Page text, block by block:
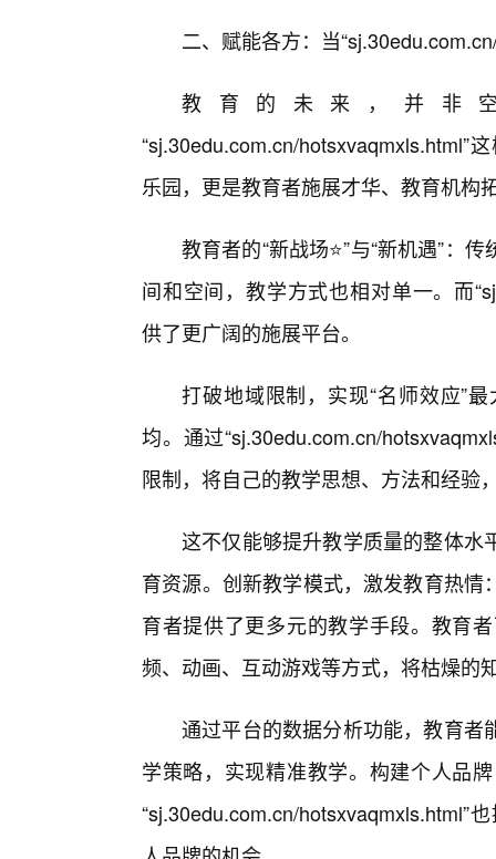
二、赋能各方：当
教育的未来，并非
“sj.30edu.com.cn/hotsxvaqmxls.html”
乐园，更是教育者施展才华、教育机构
教育者的“新战场⭐”与“新机遇”：
间和空间，教学方式也相对单一。而
供了更广阔的施展平台。
打破地域限制，实现“名师效应”
均。通过“sj.30edu.com.cn/
限制，将自己的教学思想、方法和经验
这不仅能够提升教学质量的整体水
育资源。创新教学模式，激发教育热
育者提供了更多元的教学手段。教育
频、动画、互动游戏等方式，将枯燥的
通过平台的数据分析功能，教育者
学策略，实现精准教学。构建个人品
“sj.30edu.com.cn/hotsxvaqmxls.html”